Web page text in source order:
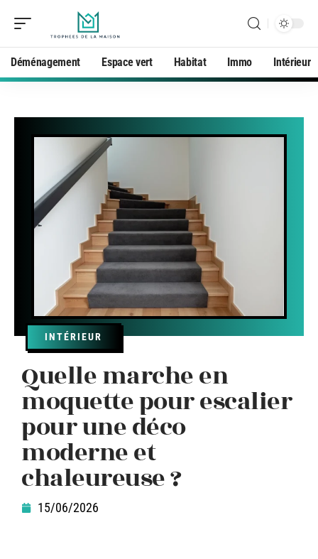
Déménagement Espace vert Habitat Immo Intérieur
INTÉRIEUR
Quelle marche en
moquette pour escalier
pour une déco
moderne et
chaleureuse ?
15/06/2026